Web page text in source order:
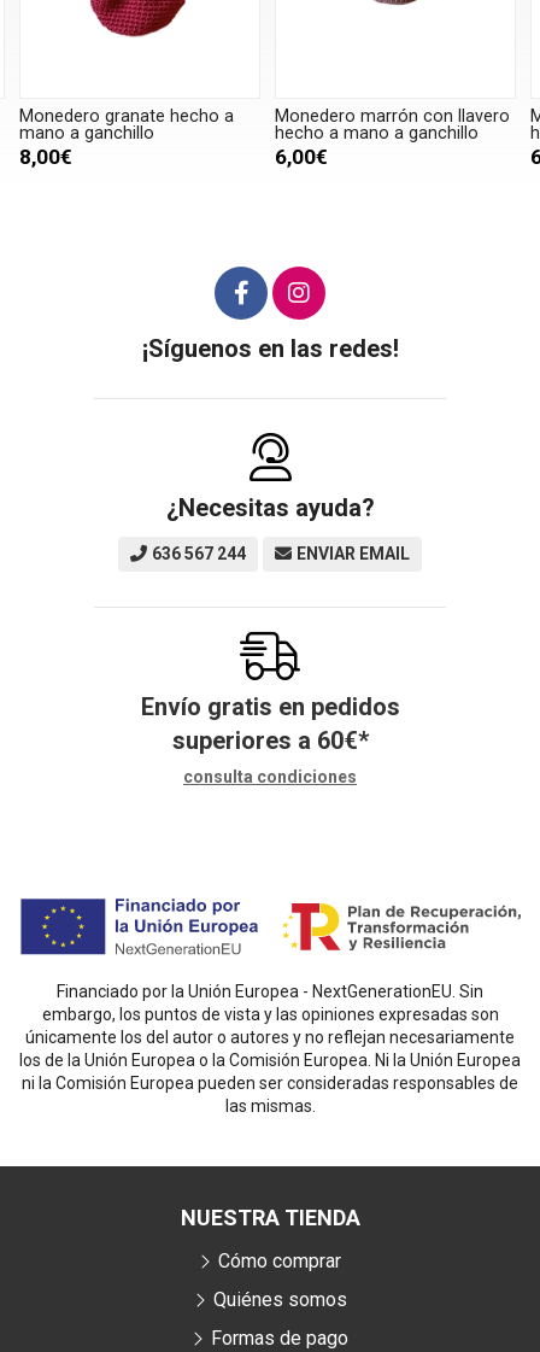
Monedero granate hecho a
mano a ganchillo
8,00€
Monedero marrón con llavero
hecho a mano a ganchillo
6,00€
¡Síguenos en las redes!
¿Necesitas ayuda?
636 567 244 ENVIAR EMAIL
Envío gratis en pedidos
superiores a 60€*
consulta condiciones
Financiado por la Unión Europea - NextGenerationEU. Sin
embargo, los puntos de vista y las opiniones expresadas son
únicamente los del autor o autores y no reflejan necesariamente
los de la Unión Europea o la Comisión Europea. Ni la Unión Europea
ni la Comisión Europea pueden ser consideradas responsables de
las mismas.
NUESTRA TIENDA
Cómo comprar
Quiénes somos
Formas de pago